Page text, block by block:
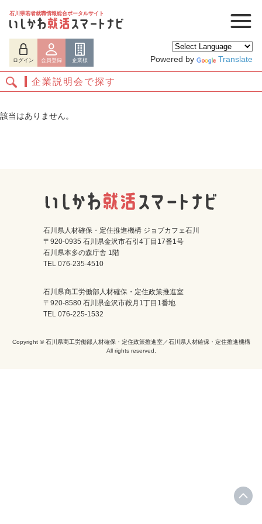
石川県若者就職情報総合ポータルサイト
ログイン 会員登録 企業様 Powered by Translate
ログイン 会員登録
企業説明会で探す
該当はありません。
石川県人材確保・定住推進機構 ジョブカフェ石川
〒920-0935 石川県金沢市石引4丁目17番1号
石川県本多の森庁舎 1階
TEL 076-235-4510
石川県商工労働部人材確保・定住政策推進室
〒920-8580 石川県金沢市鞍月1丁目1番地
TEL 076-225-1532
Copyright © 石川県商工労働部人材確保・定住政策推進室／石川県人材確保・定住推進機構
All rights reserved.